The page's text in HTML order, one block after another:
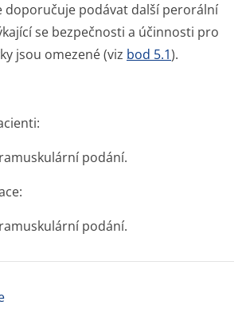
doporučuje podávat další perorální
se bezpečnosti a účinnosti pro
jsou omezené (viz bod 5.1).
podání.
podání.